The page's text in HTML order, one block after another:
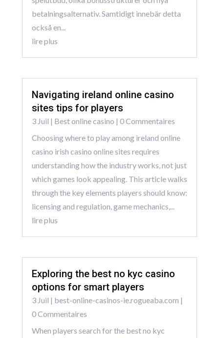
betalningsalternativ. Samtidigt innebär detta
också en...
lire plus
Navigating ireland online casino
sites tips for players
3 Juil | Best online casino | 0 Commentaires
Choosing where to play among ireland online
casino irish casino online sites requires
understanding how the industry works, not just
which games look appealing. This article walks
through the key elements players should know:
licensing and regulation, game mechanics,...
lire plus
Exploring the best no kyc casino
options for smart players
3 Juil | best-online-casinos-ie.rogueaba.com |
0 Commentaires
When players search for the best no kyc